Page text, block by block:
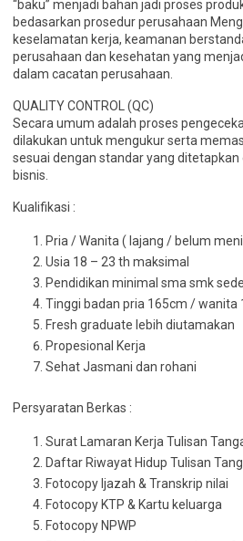
“baku” menjadi bahan jadi proses
bedasarkan prosedur perusahaan
keselamatan kerja, keamanan
perusahaan dan kesehatan yang
dalam cacatan perusahaan.
QUALITY CONTROL (QC)
Secara umum adalah proses
dilakukan untuk mengukur serta
sesuai dengan standar yang
bisnis.
Kualifikasi :
Pria / Wanita ( lajang / belum
Usia 18 – 23 th maksimal
Pendidikan minimal sma smk
Tinggi badan pria 165cm / wanita
Fresh graduate lebih diutamakan
Propesional Kerja
Sehat Jasmani dan rohani
Persyaratan Berkas :
Surat Lamaran Kerja Tulisan
Daftar Riwayat Hidup Tulisan
Fotocopy Ijazah & Transkrip nilai
Fotocopy KTP & Kartu keluarga
Fotocopy NPWP